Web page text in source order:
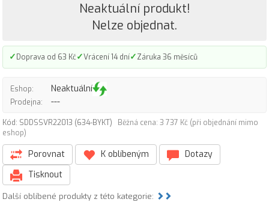
Neaktuální produkt!
Nelze objednat.
✓Doprava od 63 Kč✓Vrácení 14 dní✓Záruka 36 měsíců
Eshop: Neaktuální
Prodejna: ---
Kód: SDDSSVR22013 (634-BYKT)
Běžná cena: 3 737 Kč (při objednání mimo
eshop)
Porovnat K oblíbeným
Dotazy
Tisknout
Další oblíbené produkty z této kategorie: